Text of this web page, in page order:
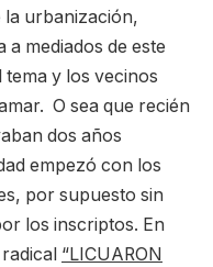
la urbanización,
mediados de este
y los vecinos
O sea que recién
dos años
empezó con los
por supuesto sin
los inscriptos. En
“LICUARON